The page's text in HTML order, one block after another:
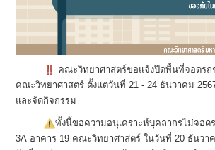
คณะวิทยาศาสตร์ขอแจ้งปิดพื้นที่จอดรถ
คณะวิทยาศาสตร์ ตั้งแต่วันที่ 21 - 24 ธันวาคม
และจัดกิจกรรม
ทั้งนี้ขอความอนุเคราะห์บุคลากรไม่จอด
3A อาคาร 19 คณะวิทยาศาสตร์ ในวันที่ 20 ธันวา